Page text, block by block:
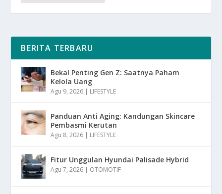
BERITA TERBARU
Bekal Penting Gen Z: Saatnya Paham
Kelola Uang
Agu 9, 2026 | LIFESTYLE
Panduan Anti Aging: Kandungan Skincare
Pembasmi Kerutan
Agu 8, 2026 | LIFESTYLE
Fitur Unggulan Hyundai Palisade Hybrid
Agu 7, 2026 | OTOMOTIF